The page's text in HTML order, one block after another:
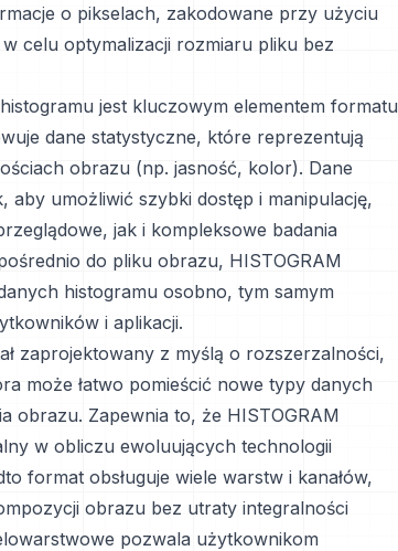
o pikselach, zakodowane przy użyciu
celu optymalizacji rozmiaru pliku bez
jest kluczowym elementem formatu
dane statystyczne, które reprezentują
obrazu (np. jasność, kolor). Dane
umożliwić szybki dostęp i manipulację,
jak i kompleksowe badania
do pliku obrazu, HISTOGRAM
histogramu osobno, tym samym
i aplikacji.
zaprojektowany z myślą o rozszerzalności,
może łatwo pomieścić nowe typy danych
obrazu. Zapewnia to, że HISTOGRAM
w obliczu ewoluujących technologii
format obsługuje wiele warstw i kanałów,
obrazu bez utraty integralności
pozwala użytkownikom